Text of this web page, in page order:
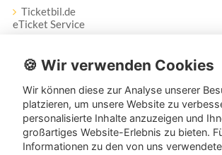
Ticketbil.de
eTicket Service
Vertrag widerrufen
Service
Unser Tanzpartner-Service hilft Ihnen bei
Anregungen gerne weiter!
🍪 Wir verwenden Cookies
Wir können diese zur Analyse unserer
platzieren, um unsere Website zu
personalisierte Inhalte anzuzeigen und
großartiges Website-Erlebnis zu bieten.
Informationen zu den von uns